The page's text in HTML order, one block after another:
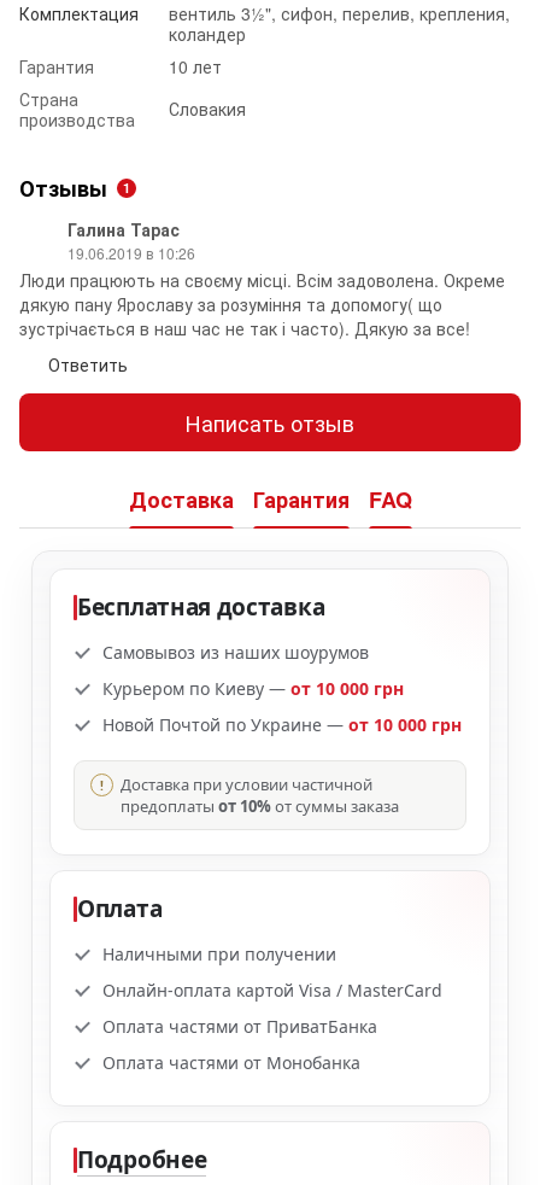
Комплектация
вентиль 3½", сифон, перелив, крепления,
коландер
Гарантия
10 лет
Страна
производства
Словакия
Отзывы 1
Галина Тарас
19.06.2019 в 10:26
Люди працюють на своєму місці. Всім задоволена. Окреме
дякую пану Ярославу за розуміння та допомогу( що
зустрічається в наш час не так і часто). Дякую за все!
Ответить
Написать отзыв
Доставка Гарантия FAQ
Бесплатная доставка
Самовывоз из наших шоурумов
Курьером по Киеву — от 10 000 грн
Новой Почтой по Украине — от 10 000 грн
Доставка при условии частичной
предоплаты от 10%от суммы заказа
Оплата
Наличными при получении
Онлайн-оплата картой Visa / MasterCard
Оплата частями от ПриватБанка
Оплата частями от Монобанка
Подробнее